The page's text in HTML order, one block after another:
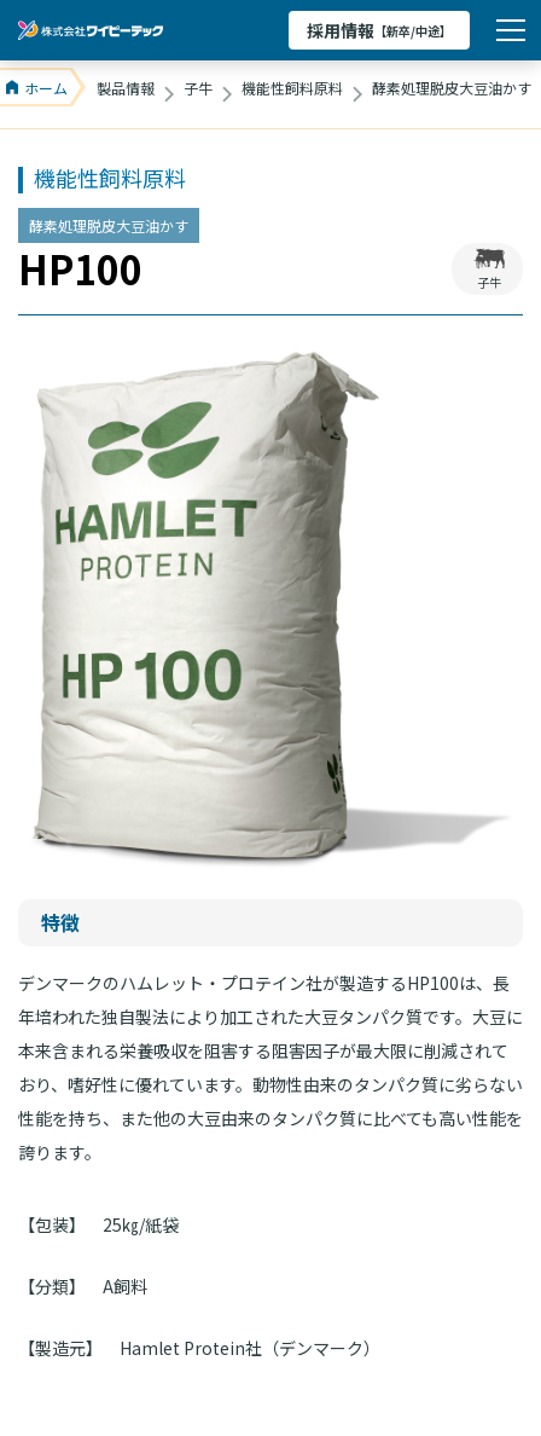
採用情報 【新卒/中途】
ホーム 製品情報 子牛 機能性飼料原料 酵素処理脱皮大豆油かす
機能性飼料原料
酵素処理脱皮大豆油かす
HP100 子牛
特徴
デンマークのハムレット・プロテイン社が製造するHP100は、長
年培われた独自製法により加工された大豆タンパク質です。大豆に
本来含まれる栄養吸収を阻害する阻害因子が最大限に削減されて
おり、嗜好性に優れています。動物性由来のタンパク質に劣らない
性能を持ち、また他の大豆由来のタンパク質に比べても高い性能を
誇ります。
【包装】 25㎏/紙袋
【分類】 A飼料
【製造元】 Hamlet Protein社（デンマーク）